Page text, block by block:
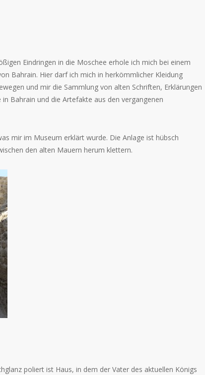
Eindringen in die Moschee erhole ich mich bei einem
Bahrain. Hier darf ich mich in herkömmlicher Kleidung
und mir die Sammlung von alten Schriften, Erklärungen
Bahrain und die Artefakte aus den vergangenen
mir im Museum erklärt wurde. Die Anlage ist hübsch
den alten Mauern herum klettern.
poliert ist Haus, in dem der Vater des aktuellen Königs